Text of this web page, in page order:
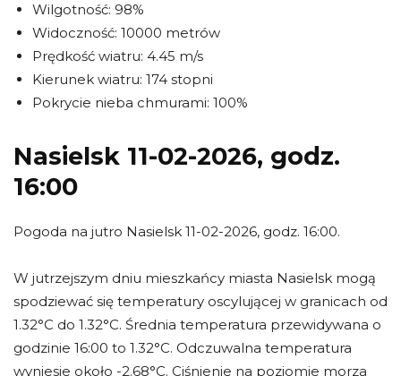
Wilgotność: 98%
Widoczność: 10000 metrów
Prędkość wiatru: 4.45 m/s
Kierunek wiatru: 174 stopni
Pokrycie nieba chmurami: 100%
Nasielsk 11-02-2026, godz.
16:00
Pogoda na jutro Nasielsk 11-02-2026, godz. 16:00.
W jutrzejszym dniu mieszkańcy miasta Nasielsk mogą
spodziewać się temperatury oscylującej w granicach od
1.32°C do 1.32°C. Średnia temperatura przewidywana o
godzinie 16:00 to 1.32°C. Odczuwalna temperatura
wyniesie około -2.68°C. Ciśnienie na poziomie morza